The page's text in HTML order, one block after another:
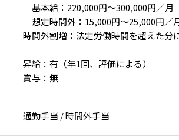
基本給：220,000円～300,000円／月
想定時間外：15,000円～25,000円／
時間外割増：法定労働時間を超えた分
昇給：有（年1回、評価による）
賞与：無
通勤手当 / 時間外手当